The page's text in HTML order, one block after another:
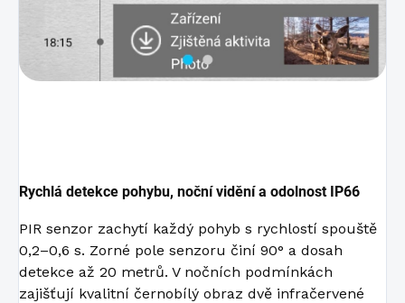
Rychlá detekce pohybu, noční vidění a odolnost IP66
PIR senzor zachytí každý pohyb s rychlostí spouště
0,2–0,6 s. Zorné pole senzoru činí 90° a dosah
detekce až 20 metrů. V nočních podmínkách
zajišťují kvalitní černobílý obraz dvě infračervené